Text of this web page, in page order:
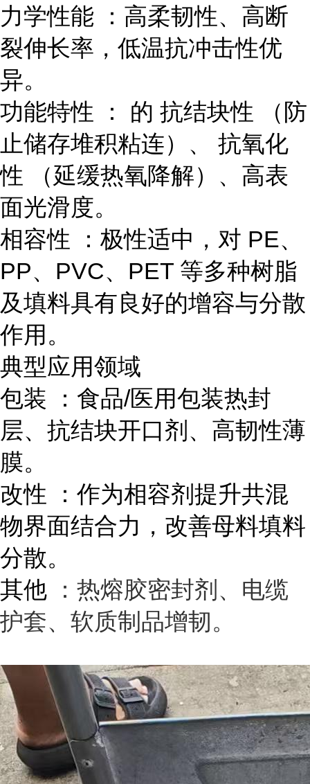
力学性能 ：高柔韧性、高断
裂伸长率，低温抗冲击性优
异。
功能特性 ： 的 抗结块性 （防
止储存堆积粘连）、 抗氧化
性 （延缓热氧降解）、高表
面光滑度。
相容性 ：极性适中，对 PE、
PP、PVC、PET 等多种树脂
及填料具有良好的增容与分散
作用。
典型应用领域
包装 ：食品/医用包装热封
层、抗结块开口剂、高韧性薄
膜。
改性 ：作为相容剂提升共混
物界面结合力，改善母料填料
分散。
其他 ：热熔胶密封剂、电缆
护套、软质制品增韧。